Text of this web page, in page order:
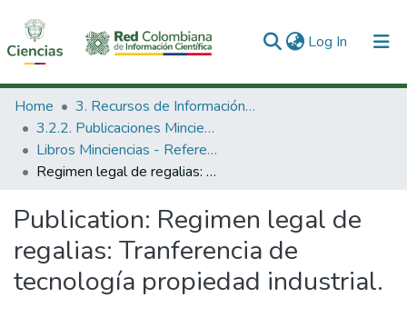
Log In (current)
Communities & Collections
All of DSpace
Statistics
Home
3. Recursos de Información Científica y Tecnológica
3.2.2. Publicaciones Minciencias
Libros Minciencias - Referenciales
Regimen legal de regalias: Tranferencia de tecnología propiedad industrial.
Publication: Regimen legal de
regalias: Tranferencia de
tecnología propiedad industrial.